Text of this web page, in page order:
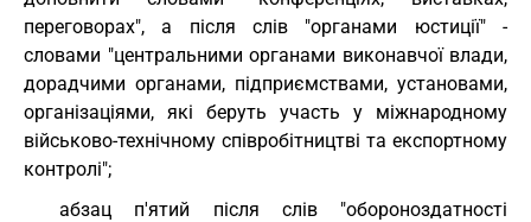
переговорах", а після слів "органами юстиції" -
словами "центральними органами виконавчої влади,
дорадчими органами, підприємствами, установами,
організаціями, які беруть участь у міжнародному
військово-технічному співробітництві та експортному
контролі";
абзац п'ятий після слів "обороноздатності